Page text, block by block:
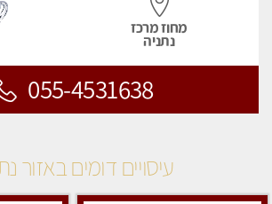
מחוז מרכז
נתניה
055-4531638
עיסויים דומים באזור